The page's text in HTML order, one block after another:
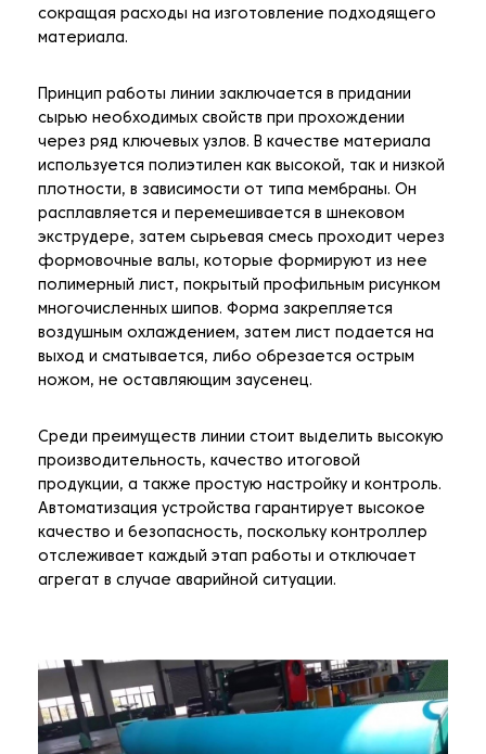
сокращая расходы на изготовление подходящего
материала.
Принцип работы линии заключается в придании
сырью необходимых свойств при прохождении
через ряд ключевых узлов. В качестве материала
используется полиэтилен как высокой, так и низкой
плотности, в зависимости от типа мембраны. Он
расплавляется и перемешивается в шнековом
экструдере, затем сырьевая смесь проходит через
формовочные валы, которые формируют из нее
полимерный лист, покрытый профильным рисунком
многочисленных шипов. Форма закрепляется
воздушным охлаждением, затем лист подается на
выход и сматывается, либо обрезается острым
ножом, не оставляющим заусенец.
Среди преимуществ линии стоит выделить высокую
производительность, качество итоговой
продукции, а также простую настройку и контроль.
Автоматизация устройства гарантирует высокое
качество и безопасность, поскольку контроллер
отслеживает каждый этап работы и отключает
агрегат в случае аварийной ситуации.